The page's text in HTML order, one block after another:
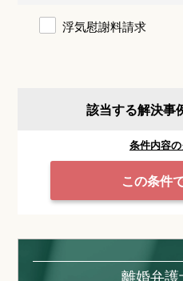
浮気慰謝料請求
該当する解決事
条件内容
この条件
離婚弁護